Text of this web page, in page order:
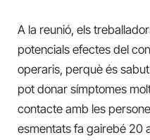
A la reunió, els
potencials efectes del
operaris, perquè és
pot donar símptomes
contacte amb les
esmentats fa gairebé 20